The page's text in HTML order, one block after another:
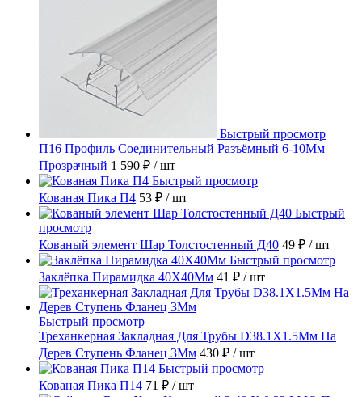
Быстрый просмотр
П16 Профиль Соединительный Разъёмный 6-10Мм
Прозрачный 1 590 ₽ / шт
Быстрый просмотр
Кованая Пика П4 53 ₽ / шт
Быстрый
просмотр
Кованый элемент Шар Толстостенный Д40 49 ₽ / шт
Быстрый просмотр
Заклёпка Пирамидка 40X40Мм 41 ₽ / шт
Быстрый просмотр
Треханкерная Закладная Для Трубы D38.1Х1.5Мм На
Дерев Ступень Фланец 3Мм 430 ₽ / шт
Быстрый просмотр
Кованая Пика П14 71 ₽ / шт